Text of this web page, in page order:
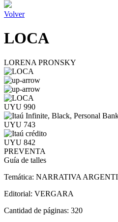
Volver
LOCA
LORENA PRONSKY
UYU 990
UYU 743
UYU 842
PREVENTA
Guía de talles
Temática: NARRATIVA
Editorial: VERGARA
Cantidad de páginas: 320